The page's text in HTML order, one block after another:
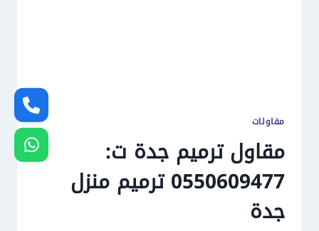
مقاولات
مقاول ترميم جدة ت:
0550609477 ترميم منزل
جدة